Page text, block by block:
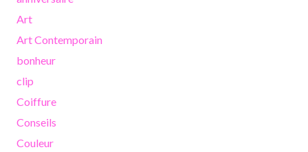
Art
Art Contemporain
bonheur
clip
Coiffure
Conseils
Couleur